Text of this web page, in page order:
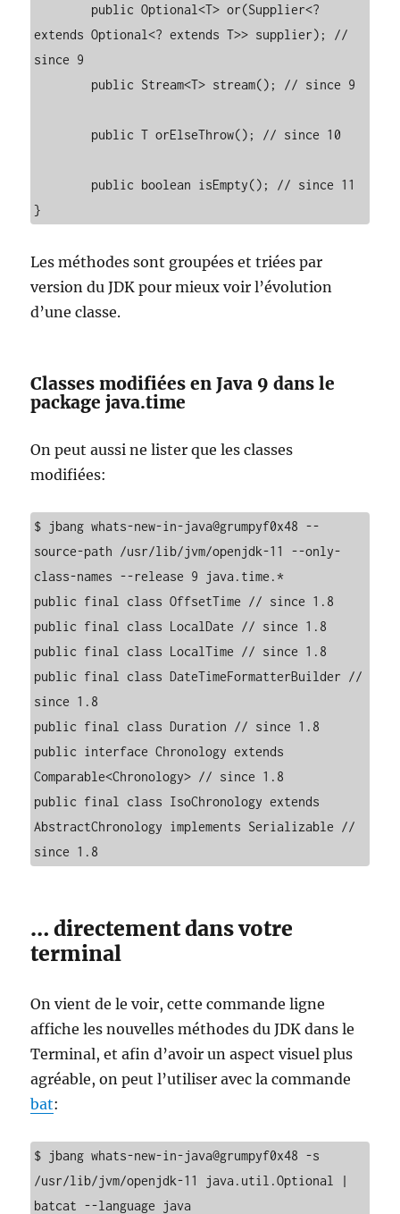
extends Optional<? extends T>> supplier); //
since 9
Les méthodes sont groupées et triées par
version du JDK pour mieux voir l’évolution
d’une classe.
Classes modifiées en Java 9 dans le
package java.time
On peut aussi ne lister que les classes
modifiées:
$ jbang whats-new-in-java@grumpyf0x48 --
source-path /usr/lib/jvm/openjdk-11 --only-
class-names --release 9 java.time.*
public final class OffsetTime // since 1.8
public final class LocalDate // since 1.8
public final class LocalTime // since 1.8
public final class DateTimeFormatterBuilder //
since 1.8
public final class Duration // since 1.8
public interface Chronology extends
Comparable<Chronology> // since 1.8
public final class IsoChronology extends
AbstractChronology implements Serializable //
… directement dans votre
terminal
On vient de le voir, cette commande ligne
affiche les nouvelles méthodes du JDK dans le
Terminal, et afin d’avoir un aspect visuel plus
agréable, on peut l’utiliser avec la commande
bat:
$ jbang whats-new-in-java@grumpyf0x48 -s
/usr/lib/jvm/openjdk-11 java.util.Optional |
batcat --language java